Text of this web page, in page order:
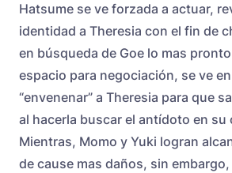
Hatsume se ve forzada a actuar,
identidad a Theresia con el fin de
en búsqueda de Goe lo mas
espacio para negociación, se ve
“envenenar” a Theresia para que
al hacerla buscar el antídoto en su
Mientras, Momo y Yuki logran
de cause mas daños, sin